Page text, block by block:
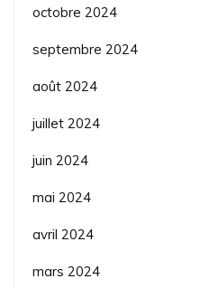
octobre 2024
septembre 2024
août 2024
juillet 2024
juin 2024
mai 2024
avril 2024
mars 2024